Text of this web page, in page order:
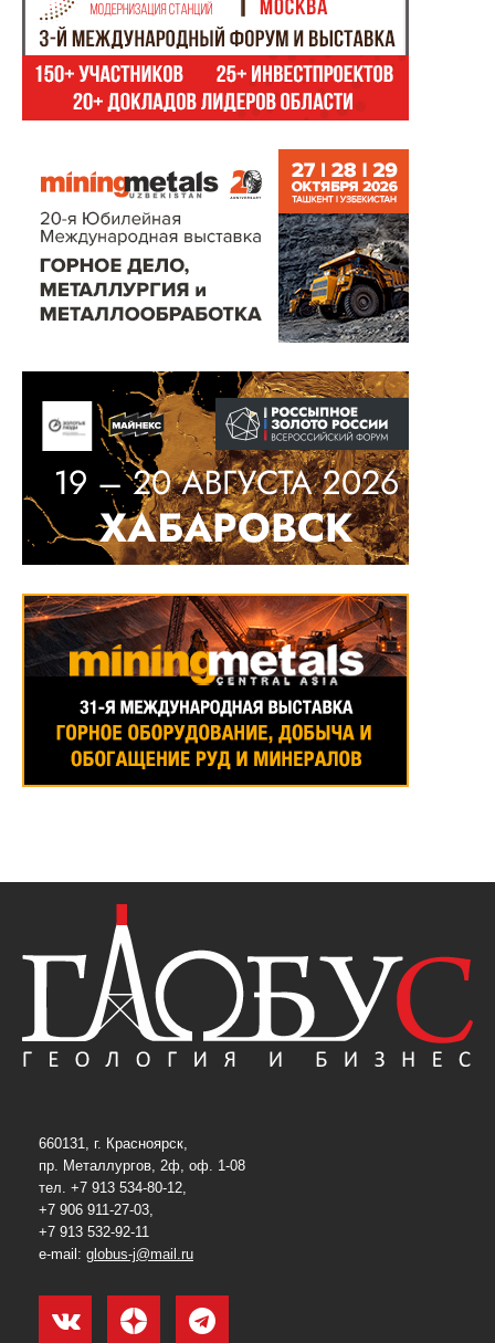
660131, г. Красноярск,
пр. Металлургов, 2ф, оф. 1-08
тел. +7 913 534-80-12,
+7 906 911-27-03,
+7 913 532-92-11
e-mail: globus-j@mail.ru